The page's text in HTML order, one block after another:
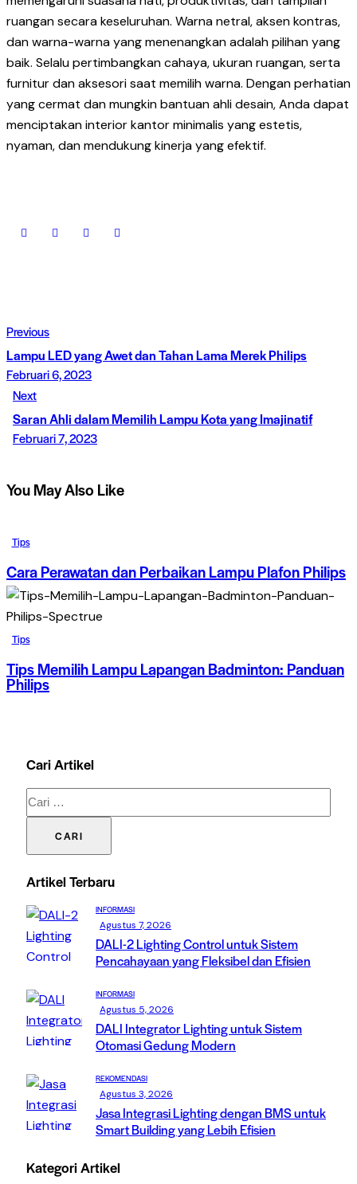
ruangan secara keseluruhan. Warna netral, aksen kontras,
dan warna-warna yang menenangkan adalah pilihan yang
baik. Selalu pertimbangkan cahaya, ukuran ruangan, serta
furnitur dan aksesori saat memilih warna. Dengan perhatian
yang cermat dan mungkin bantuan ahli desain, Anda dapat
menciptakan interior kantor minimalis yang estetis,
nyaman, dan mendukung kinerja yang efektif.
Navigasi
pos
Previous
Lampu LED yang Awet dan Tahan Lama Merek Philips
Februari 6, 2023
Next
Saran Ahli dalam Memilih Lampu Kota yang Imajinatif
Februari 7, 2023
You May Also Like
Tips
Cara Perawatan dan Perbaikan Lampu Plafon Philips
Tips
Tips Memilih Lampu Lapangan Badminton: Panduan
Philips
Cari Artikel
Cari
untuk:
Artikel Terbaru
INFORMASI
Agustus 7, 2026
DALI-2 Lighting Control untuk Sistem
Pencahayaan yang Fleksibel dan Efisien
INFORMASI
Agustus 5, 2026
DALI Integrator Lighting untuk Sistem
Otomasi Gedung Modern
REKOMENDASI
Agustus 3, 2026
Jasa Integrasi Lighting dengan BMS untuk
Smart Building yang Lebih Efisien
Kategori Artikel